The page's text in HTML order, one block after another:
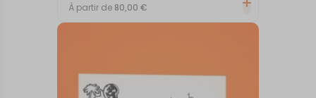
À partir de 80,00€